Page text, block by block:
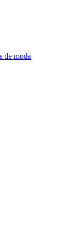
de moda